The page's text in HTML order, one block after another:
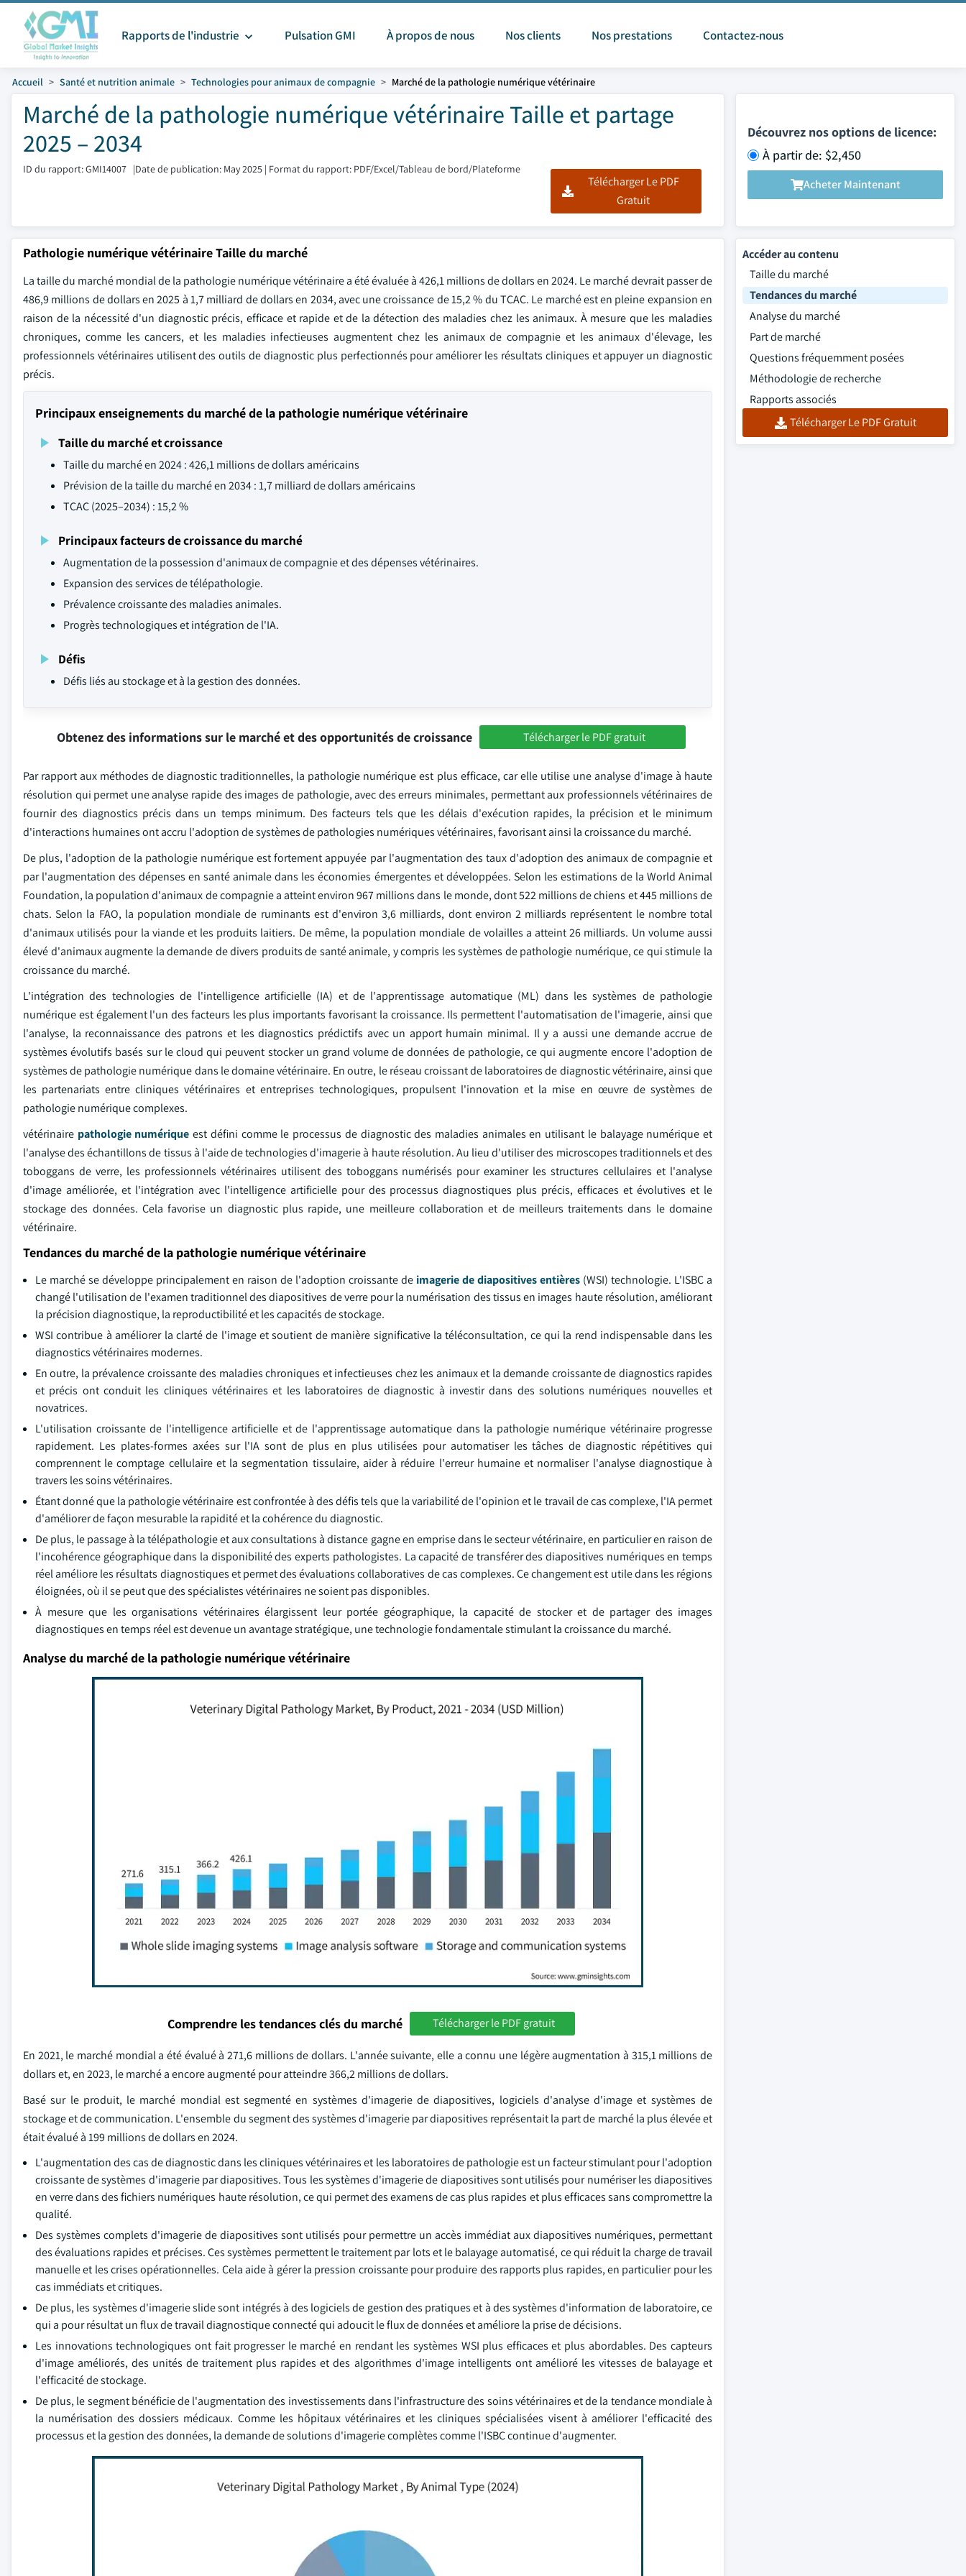
Rapports de l'industrie Pulsation GMI À propos de nous Nos clients Nos prestations Contactez-nous
Accueil Santé et nutrition animale Technologies pour animaux de compagnie Marché de la pathologie numérique vétérinaire
Marché de la pathologie numérique vétérinaire Taille et partage
2025 – 2034
ID du rapport: GMI14007 |Date de publication: May 2025 | Format du rapport: PDF/Excel/Tableau de bord/Plateforme
Télécharger Le PDF
Gratuit
Découvrez nos options de licence:
À partir de: $2,450
Acheter Maintenant
Pathologie numérique vétérinaire Taille du marché
La taille du marché mondial de la pathologie numérique vétérinaire a été évaluée à 426,1 millions de dollars en 2024. Le marché devrait passer de
486,9 millions de dollars en 2025 à 1,7 milliard de dollars en 2034, avec une croissance de 15,2 % du TCAC. Le marché est en pleine expansion en
raison de la nécessité d'un diagnostic précis, efficace et rapide et de la détection des maladies chez les animaux. À mesure que les maladies
chroniques, comme les cancers, et les maladies infectieuses augmentent chez les animaux de compagnie et les animaux d'élevage, les
professionnels vétérinaires utilisent des outils de diagnostic plus perfectionnés pour améliorer les résultats cliniques et appuyer un diagnostic
précis.
Principaux enseignements du marché de la pathologie numérique vétérinaire
Taille du marché et croissance
Taille du marché en 2024 : 426,1 millions de dollars américains
Prévision de la taille du marché en 2034 : 1,7 milliard de dollars américains
TCAC (2025–2034) : 15,2 %
Principaux facteurs de croissance du marché
Augmentation de la possession d'animaux de compagnie et des dépenses vétérinaires.
Expansion des services de télépathologie.
Prévalence croissante des maladies animales.
Progrès technologiques et intégration de l'IA.
Défis
Défis liés au stockage et à la gestion des données.
Obtenez des informations sur le marché et des opportunités de croissance Télécharger le PDF gratuit
Par rapport aux méthodes de diagnostic traditionnelles, la pathologie numérique est plus efficace, car elle utilise une analyse d'image à haute
résolution qui permet une analyse rapide des images de pathologie, avec des erreurs minimales, permettant aux professionnels vétérinaires de
fournir des diagnostics précis dans un temps minimum. Des facteurs tels que les délais d'exécution rapides, la précision et le minimum
d'interactions humaines ont accru l'adoption de systèmes de pathologies numériques vétérinaires, favorisant ainsi la croissance du marché.
De plus, l'adoption de la pathologie numérique est fortement appuyée par l'augmentation des taux d'adoption des animaux de compagnie et
par l'augmentation des dépenses en santé animale dans les économies émergentes et développées. Selon les estimations de la World Animal
Foundation, la population d'animaux de compagnie a atteint environ 967 millions dans le monde, dont 522 millions de chiens et 445 millions de
chats. Selon la FAO, la population mondiale de ruminants est d'environ 3,6 milliards, dont environ 2 milliards représentent le nombre total
d'animaux utilisés pour la viande et les produits laitiers. De même, la population mondiale de volailles a atteint 26 milliards. Un volume aussi
élevé d'animaux augmente la demande de divers produits de santé animale, y compris les systèmes de pathologie numérique, ce qui stimule la
croissance du marché.
L'intégration des technologies de l'intelligence artificielle (IA) et de l'apprentissage automatique (ML) dans les systèmes de pathologie
numérique est également l'un des facteurs les plus importants favorisant la croissance. Ils permettent l'automatisation de l'imagerie, ainsi que
l'analyse, la reconnaissance des patrons et les diagnostics prédictifs avec un apport humain minimal. Il y a aussi une demande accrue de
systèmes évolutifs basés sur le cloud qui peuvent stocker un grand volume de données de pathologie, ce qui augmente encore l'adoption de
systèmes de pathologie numérique dans le domaine vétérinaire. En outre, le réseau croissant de laboratoires de diagnostic vétérinaire, ainsi que
les partenariats entre cliniques vétérinaires et entreprises technologiques, propulsent l'innovation et la mise en œuvre de systèmes de
pathologie numérique complexes.
vétérinaire pathologie numérique est défini comme le processus de diagnostic des maladies animales en utilisant le balayage numérique et
l'analyse des échantillons de tissus à l'aide de technologies d'imagerie à haute résolution. Au lieu d'utiliser des microscopes traditionnels et des
toboggans de verre, les professionnels vétérinaires utilisent des toboggans numérisés pour examiner les structures cellulaires et l'analyse
d'image améliorée, et l'intégration avec l'intelligence artificielle pour des processus diagnostiques plus précis, efficaces et évolutives et le
stockage des données. Cela favorise un diagnostic plus rapide, une meilleure collaboration et de meilleurs traitements dans le domaine
vétérinaire.
Tendances du marché de la pathologie numérique vétérinaire
Le marché se développe principalement en raison de l'adoption croissante de imagerie de diapositives entières (WSI) technologie. L'ISBC a
changé l'utilisation de l'examen traditionnel des diapositives de verre pour la numérisation des tissus en images haute résolution, améliorant
la précision diagnostique, la reproductibilité et les capacités de stockage.
WSI contribue à améliorer la clarté de l'image et soutient de manière significative la téléconsultation, ce qui la rend indispensable dans les
diagnostics vétérinaires modernes.
En outre, la prévalence croissante des maladies chroniques et infectieuses chez les animaux et la demande croissante de diagnostics rapides
et précis ont conduit les cliniques vétérinaires et les laboratoires de diagnostic à investir dans des solutions numériques nouvelles et
novatrices.
L'utilisation croissante de l'intelligence artificielle et de l'apprentissage automatique dans la pathologie numérique vétérinaire progresse
rapidement. Les plates-formes axées sur l'IA sont de plus en plus utilisées pour automatiser les tâches de diagnostic répétitives qui
comprennent le comptage cellulaire et la segmentation tissulaire, aider à réduire l'erreur humaine et normaliser l'analyse diagnostique à
travers les soins vétérinaires.
Étant donné que la pathologie vétérinaire est confrontée à des défis tels que la variabilité de l'opinion et le travail de cas complexe, l'IA permet
d'améliorer de façon mesurable la rapidité et la cohérence du diagnostic.
De plus, le passage à la télépathologie et aux consultations à distance gagne en emprise dans le secteur vétérinaire, en particulier en raison de
l'incohérence géographique dans la disponibilité des experts pathologistes. La capacité de transférer des diapositives numériques en temps
réel améliore les résultats diagnostiques et permet des évaluations collaboratives de cas complexes. Ce changement est utile dans les régions
éloignées, où il se peut que des spécialistes vétérinaires ne soient pas disponibles.
À mesure que les organisations vétérinaires élargissent leur portée géographique, la capacité de stocker et de partager des images
diagnostiques en temps réel est devenue un avantage stratégique, une technologie fondamentale stimulant la croissance du marché.
Analyse du marché de la pathologie numérique vétérinaire
Comprendre les tendances clés du marché Télécharger le PDF gratuit
En 2021, le marché mondial a été évalué à 271,6 millions de dollars. L'année suivante, elle a connu une légère augmentation à 315,1 millions de
dollars et, en 2023, le marché a encore augmenté pour atteindre 366,2 millions de dollars.
Basé sur le produit, le marché mondial est segmenté en systèmes d'imagerie de diapositives, logiciels d'analyse d'image et systèmes de
stockage et de communication. L'ensemble du segment des systèmes d'imagerie par diapositives représentait la part de marché la plus élevée et
était évalué à 199 millions de dollars en 2024.
L'augmentation des cas de diagnostic dans les cliniques vétérinaires et les laboratoires de pathologie est un facteur stimulant pour l'adoption
croissante de systèmes d'imagerie par diapositives. Tous les systèmes d'imagerie de diapositives sont utilisés pour numériser les diapositives
en verre dans des fichiers numériques haute résolution, ce qui permet des examens de cas plus rapides et plus efficaces sans compromettre la
qualité.
Des systèmes complets d'imagerie de diapositives sont utilisés pour permettre un accès immédiat aux diapositives numériques, permettant
des évaluations rapides et précises. Ces systèmes permettent le traitement par lots et le balayage automatisé, ce qui réduit la charge de travail
manuelle et les crises opérationnelles. Cela aide à gérer la pression croissante pour produire des rapports plus rapides, en particulier pour les
cas immédiats et critiques.
De plus, les systèmes d'imagerie slide sont intégrés à des logiciels de gestion des pratiques et à des systèmes d'information de laboratoire, ce
qui a pour résultat un flux de travail diagnostique connecté qui adoucit le flux de données et améliore la prise de décisions.
Les innovations technologiques ont fait progresser le marché en rendant les systèmes WSI plus efficaces et plus abordables. Des capteurs
d'image améliorés, des unités de traitement plus rapides et des algorithmes d'image intelligents ont amélioré les vitesses de balayage et
l'efficacité de stockage.
De plus, le segment bénéficie de l'augmentation des investissements dans l'infrastructure des soins vétérinaires et de la tendance mondiale à
la numérisation des dossiers médicaux. Comme les hôpitaux vétérinaires et les cliniques spécialisées visent à améliorer l'efficacité des
processus et la gestion des données, la demande de solutions d'imagerie complètes comme l'ISBC continue d'augmenter.
Accéder au contenu
Taille du marché
Tendances du marché
Analyse du marché
Part de marché
Questions fréquemment posées
Méthodologie de recherche
Rapports associés
Télécharger Le PDF Gratuit